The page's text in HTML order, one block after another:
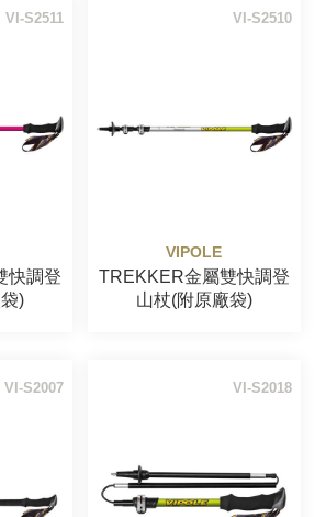
VI-S2511
快調登
)
VI-S2510
VIPOLE
TREKKER金屬雙快調登
山杖(附原廠袋)
VI-S2007 VI-S2018